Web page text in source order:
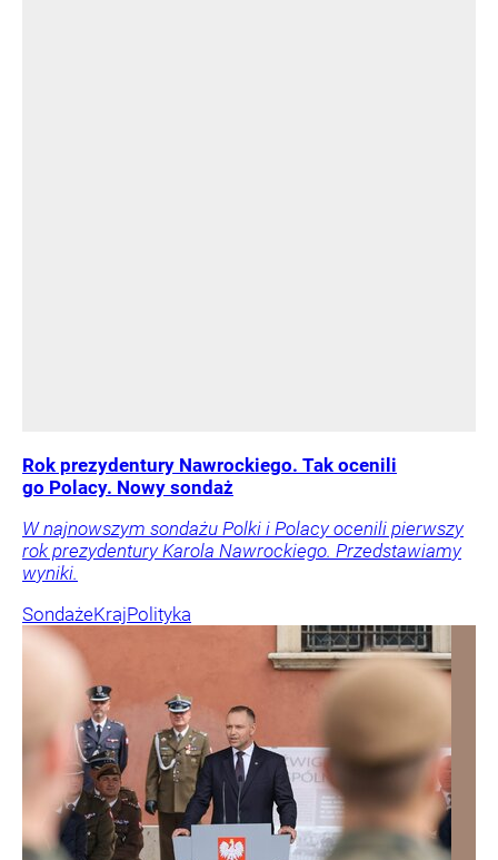
Rok prezydentury Nawrockiego. Tak ocenili
go Polacy. Nowy sondaż
W najnowszym sondażu Polki i Polacy ocenili pierwszy
rok prezydentury Karola Nawrockiego. Przedstawiamy
wyniki.
SondażeKrajPolityka